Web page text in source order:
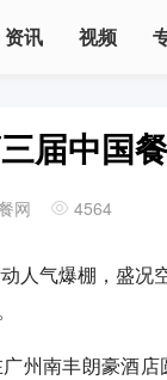
资讯 视频
届中国
网 4564
人气爆棚，盛况
州南丰朗豪酒店